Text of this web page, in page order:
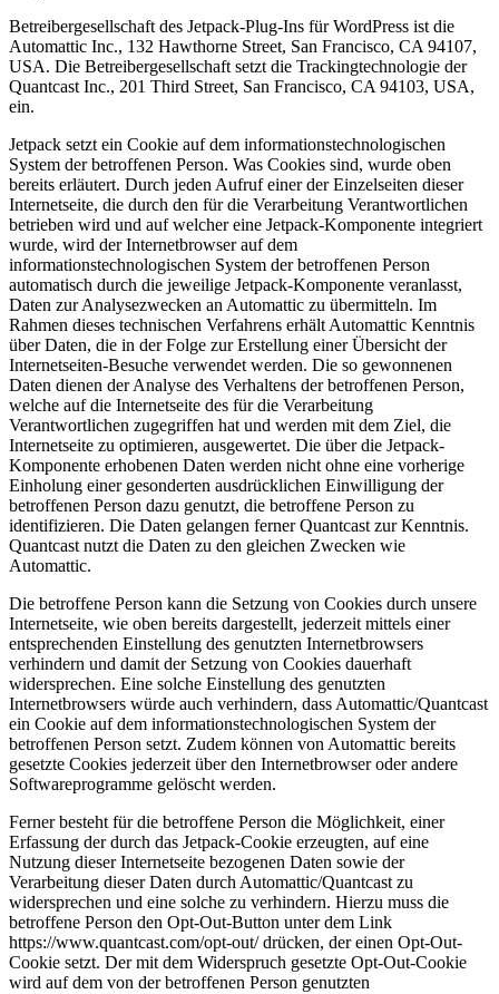
Betreibergesellschaft des Jetpack-Plug-Ins für WordPress ist die
Automattic Inc., 132 Hawthorne Street, San Francisco, CA 94107,
USA. Die Betreibergesellschaft setzt die Trackingtechnologie der
Quantcast Inc., 201 Third Street, San Francisco, CA 94103, USA,
ein.
Jetpack setzt ein Cookie auf dem informationstechnologischen
System der betroffenen Person. Was Cookies sind, wurde oben
bereits erläutert. Durch jeden Aufruf einer der Einzelseiten dieser
Internetseite, die durch den für die Verarbeitung Verantwortlichen
betrieben wird und auf welcher eine Jetpack-Komponente integriert
wurde, wird der Internetbrowser auf dem
informationstechnologischen System der betroffenen Person
automatisch durch die jeweilige Jetpack-Komponente veranlasst,
Daten zur Analysezwecken an Automattic zu übermitteln. Im
Rahmen dieses technischen Verfahrens erhält Automattic Kenntnis
über Daten, die in der Folge zur Erstellung einer Übersicht der
Internetseiten-Besuche verwendet werden. Die so gewonnenen
Daten dienen der Analyse des Verhaltens der betroffenen Person,
welche auf die Internetseite des für die Verarbeitung
Verantwortlichen zugegriffen hat und werden mit dem Ziel, die
Internetseite zu optimieren, ausgewertet. Die über die Jetpack-
Komponente erhobenen Daten werden nicht ohne eine vorherige
Einholung einer gesonderten ausdrücklichen Einwilligung der
betroffenen Person dazu genutzt, die betroffene Person zu
identifizieren. Die Daten gelangen ferner Quantcast zur Kenntnis.
Quantcast nutzt die Daten zu den gleichen Zwecken wie
Automattic.
Die betroffene Person kann die Setzung von Cookies durch unsere
Internetseite, wie oben bereits dargestellt, jederzeit mittels einer
entsprechenden Einstellung des genutzten Internetbrowsers
verhindern und damit der Setzung von Cookies dauerhaft
widersprechen. Eine solche Einstellung des genutzten
Internetbrowsers würde auch verhindern, dass Automattic/Quantcast
ein Cookie auf dem informationstechnologischen System der
betroffenen Person setzt. Zudem können von Automattic bereits
gesetzte Cookies jederzeit über den Internetbrowser oder andere
Softwareprogramme gelöscht werden.
Ferner besteht für die betroffene Person die Möglichkeit, einer
Erfassung der durch das Jetpack-Cookie erzeugten, auf eine
Nutzung dieser Internetseite bezogenen Daten sowie der
Verarbeitung dieser Daten durch Automattic/Quantcast zu
widersprechen und eine solche zu verhindern. Hierzu muss die
betroffene Person den Opt-Out-Button unter dem Link
https://www.quantcast.com/opt-out/ drücken, der einen Opt-Out-
Cookie setzt. Der mit dem Widerspruch gesetzte Opt-Out-Cookie
wird auf dem von der betroffenen Person genutzten